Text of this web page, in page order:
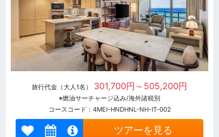
旅行代金（大人1名） 301,700円～505,200円
※燃油サーチャージ込み/海外諸税別
コースコード：4MEI-HNDHNL-NH-IT-002
ツアーを見る